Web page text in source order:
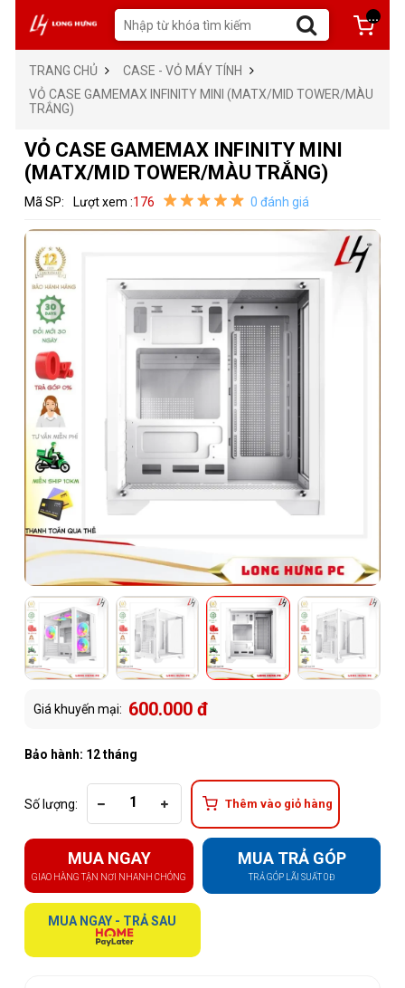
...
TRANG CHỦ
CASE - VỎ MÁY TÍNH
VỎ CASE GAMEMAX INFINITY MINI (MATX/MID TOWER/MÀU
TRẮNG)
VỎ CASE GAMEMAX INFINITY MINI
(MATX/MID TOWER/MÀU TRẮNG)
Mã SP: Lượt xem :176 0 đánh giá
Giá khuyến mại: 600.000 đ
Bảo hành: 12 tháng
Số lượng: Thêm vào giỏ hàng
MUA NGAY
GIAO HÀNG TẬN NƠI NHANH CHÓNG
MUA TRẢ GÓP
TRẢ GÓP LÃI SUẤT 0Đ
MUA NGAY - TRẢ SAU